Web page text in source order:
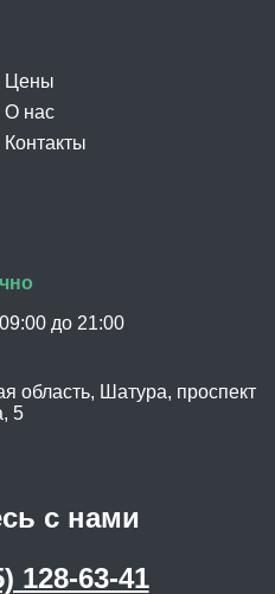
Цены
О нас
Контакты
до 21:00
область, Шатура, проспект
5
с нами
128-63-41